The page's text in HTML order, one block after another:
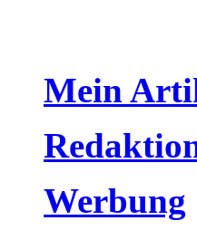
Mein
Werbung